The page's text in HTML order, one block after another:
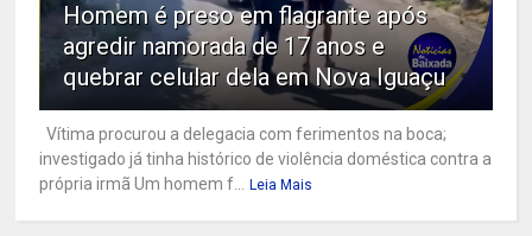
Homem é preso em flagrante após
agredir namorada de 17 anos e
quebrar celular dela em Nova Iguaçu
Vítima procurou a delegacia com ferimentos na boca;
investigado já tinha histórico de violência doméstica contra a
própria irmã Um homem f... Leia Mais